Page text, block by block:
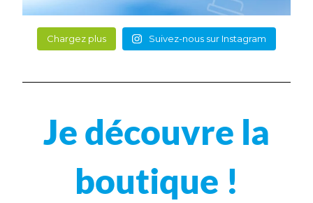
Chargez plus Suivez-nous sur Instagram
Je découvre la
boutique !